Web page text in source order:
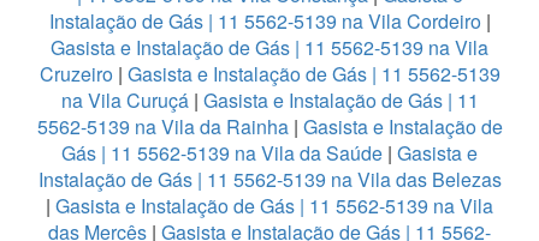
Instalação de Gás | 11 5562-5139 na Vila Cordeiro|
Gasista e Instalação de Gás | 11 5562-5139 na Vila
Cruzeiro | Gasista e Instalação de Gás | 11 5562-5139
na Vila Curuçá | Gasista e Instalação de Gás | 11
5562-5139 na Vila da Rainha | Gasista e Instalação de
Gás | 11 5562-5139 na Vila da Saúde | Gasista e
Instalação de Gás | 11 5562-5139 na Vila das Belezas
| Gasista e Instalação de Gás | 11 5562-5139 na Vila
das Mercês | Gasista e Instalação de Gás | 11 5562-